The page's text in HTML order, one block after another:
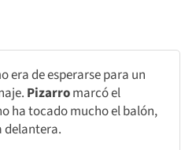
era de esperarse para un
Pizarromarcó el
ha tocado mucho el balón,
delantera.